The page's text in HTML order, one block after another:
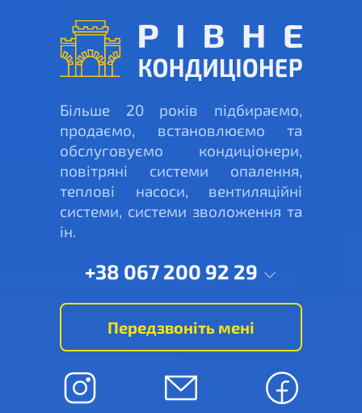
Більше 20 років підбираємо,
продаємо, встановлюємо та
обслуговуємо кондиціонери,
повітряні системи опалення,
теплові насоси, вентиляційні
системи, системи зволоження та
ін.
+38 067 200 92 29
Передзвоніть мені